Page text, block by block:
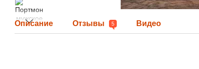
Описание Отзывы 5 Видео